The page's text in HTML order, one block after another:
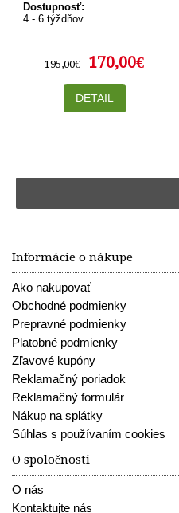
Dostupnosť:
4 - 6 týždňov
195,00€ 170,00€
DETAIL
Informácie o nákupe
Ako nakupovať
Obchodné podmienky
Prepravné podmienky
Platobné podmienky
Zľavové kupóny
Reklamačný poriadok
Reklamačný formulár
Nákup na splátky
Súhlas s používaním cookies
O spoločnosti
O nás
Kontaktujte nás